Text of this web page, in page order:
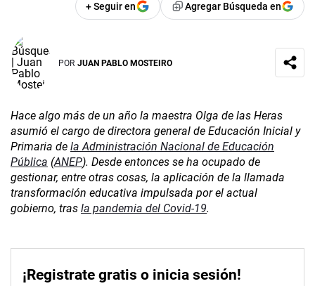
+ Seguir en Agregar Búsqueda en
POR JUAN PABLO MOSTEIRO
Hace algo más de un año la maestra Olga de las Heras
asumió el cargo de directora general de Educación Inicial y
Primaria de la Administración Nacional de Educación
Pública (ANEP). Desde entonces se ha ocupado de
gestionar, entre otras cosas, la aplicación de la llamada
transformación educativa impulsada por el actual
gobierno, tras la pandemia del Covid-19.
¡Registrate gratis o inicia sesión!